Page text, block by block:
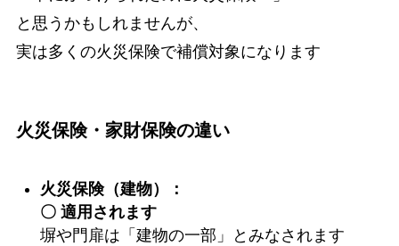
と思うかもしれませんが、
実は多くの火災保険で補償対象になります
火災保険・家財保険の違い
火災保険（建物）：
〇 適用されます
塀や門扉は「建物の一部」とみなされます